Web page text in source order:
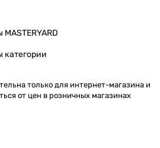
категории
только для интернет-магазина и
от цен в розничных магазинах